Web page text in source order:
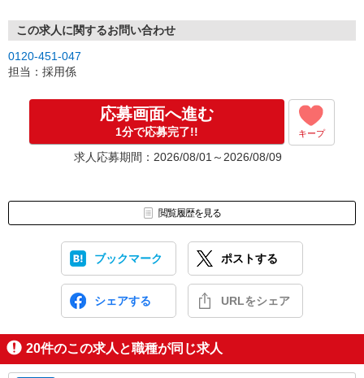
この求人に関するお問い合わせ
0120-451-047
担当：採用係
応募画面へ進む
1分で応募完了!! キープ
求人応募期間：2026/08/01～2026/08/09
閲覧履歴を見る
ブックマーク ポストする
シェアする URLをシェア
20件のこの求人と職種が同じ求人